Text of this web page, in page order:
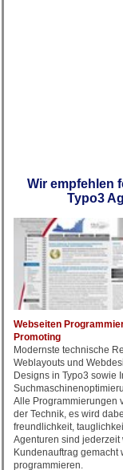
Wir empfehlen
Typo3
Webseiten
Promoting
Modernste technische
Weblayouts und
Designs in Typo3 sowie
Alle Programmierungen
der Technik, es wird
freundlichkeit,
Agenturen sind
Kundenauftrag
programmieren.